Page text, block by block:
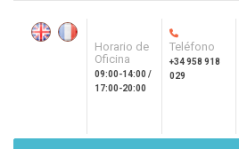
Horario de
Oficina
09:00-14:00 /
17:00-20:00
Teléfono
+34 958 918
029